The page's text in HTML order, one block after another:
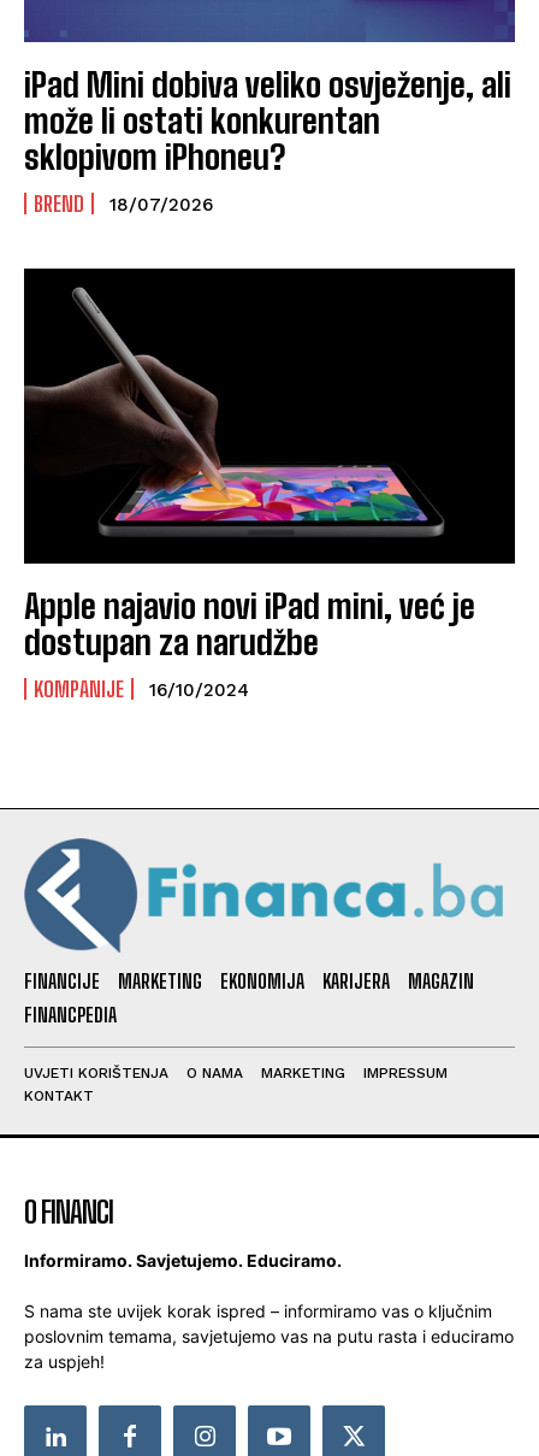
iPad Mini dobiva veliko osvježenje, ali
može li ostati konkurentan
sklopivom iPhoneu?
BREND 18/07/2026
Apple najavio novi iPad mini, već je
dostupan za narudžbe
KOMPANIJE 16/10/2024
FINANCIJE MARKETING EKONOMIJA KARIJERA
MAGAZIN
FINANCPEDIA
UVJETI KORIŠTENJA O NAMA MARKETING
IMPRESSUM
KONTAKT
O FINANCI
Informiramo. Savjetujemo. Educiramo.
S nama ste uvijek korak ispred – informiramo vas o ključnim
poslovnim temama, savjetujemo vas na putu rasta i educiramo
za uspjeh!